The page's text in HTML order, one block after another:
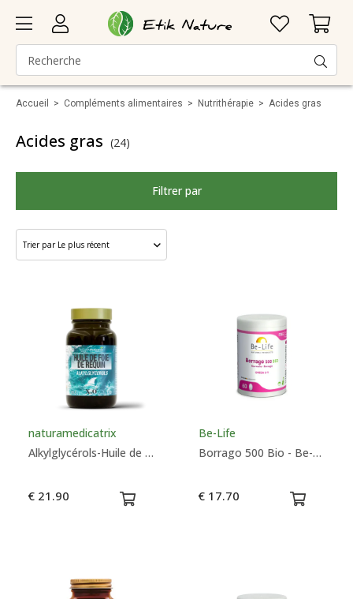
Accueil > Compléments alimentaires > Nutrithérapie > Acides gras
Acides gras (24)
Filtrer par
Santé
Catégorie
Couleurs
naturamedicatrix
Alkylglycérols-Huile de Foie de Requin, 120 capsules - Naturamedicatrix
€ 21.90
Be-Life
Borrago 500 Bio - Be-Life
€ 17.70